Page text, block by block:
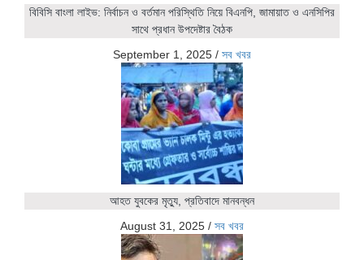
বিবিসি বাংলা লাইভ: নির্বাচন ও বর্তমান পরিস্থিতি নিয়ে বিএনপি, জামায়াত ও এনসিপির
সাথে প্রধান উপদেষ্টার বৈঠক
September 1, 2025 / সব খবর
আহত যুবকের মৃত্যু, প্রতিবাদে মানবন্ধন
August 31, 2025 / সব খবর